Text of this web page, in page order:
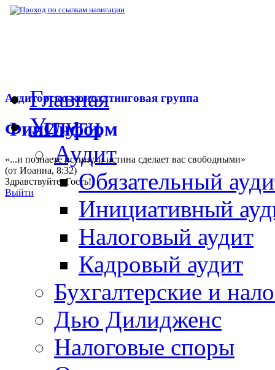
Аудиторско-консалтинговая группа
ФинИнформ
«...и познаете истину, и истина сделает вас свободными»
(от Иоанна, 8:32)
Здравствуйте,Гость!
Выйти
Главная
Услуги
Аудит
Обязательный
Инициативный
Налоговый аудит
Кадровый аудит
Бухгалтерские и
Дью Дилидженс
Налоговые споры